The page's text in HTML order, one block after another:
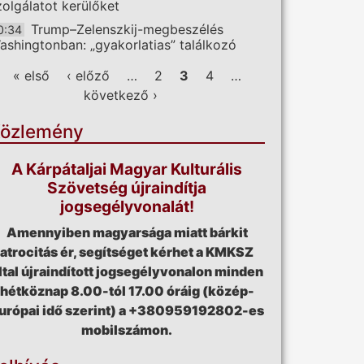
kerülőket
Trump–Zelenszkij-megbeszélés
„gyakorlatias” találkozó
Oldalak
« első ‹ előző … 2 3 4
…
következő ›
A Kárpátaljai Magyar Kulturális
Szövetség újraindítja
jogsegélyvonalát!
Amennyiben magyarsága miatt bárkit
atrocitás ér, segítséget kérhet a KMKSZ
újraindított jogsegélyvonalon minden
hétköznap 8.00-tól 17.00 óráig (közép-
idő szerint) a +380959192802-es
mobilszámon.